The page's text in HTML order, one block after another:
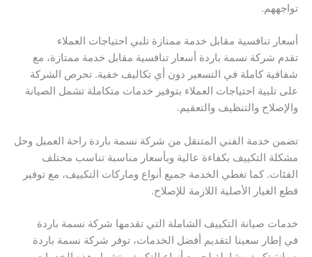
تواجههم.
أسعار تنافسية مقابل خدمة ممتازة تلبي احتياجات العملاء
تقدم شركة نسمة باردة أسعار تنافسية مقابل خدمة ممتازة، مع
شفافية كاملة في التسعير دون أي تكاليف خفية. تحرص الشركة
على تلبية احتياجات العملاء بتوفير خدمات متكاملة تشمل الصيانة
والإصلاح والتنظيف والتعقيم.
تضمن خدمة الفني المتنقل من شركة نسمة باردة راحة العميل وحل
مشكلة التكييف بكفاءة عالية وبأسعار مناسبة تناسب مختلف
الفئات. كما تغطي الخدمة جميع أنواع وماركات التكييف، مع توفير
قطع الغيار الأصلية اللازمة للإصلاح.
خدمات صيانة التكييف الشاملة التي تقدمها شركة نسمة باردة
في إطار سعينا لتقديم أفضل الخدمات، توفر شركة نسمة باردة